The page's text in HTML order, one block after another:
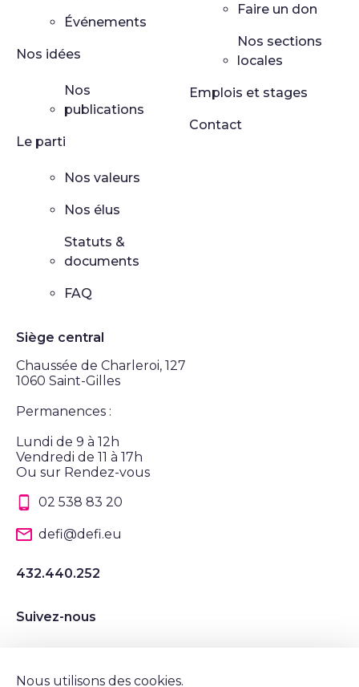
Événements
Nos idées
Nos
publications
Le parti
Nos valeurs
Nos élus
Statuts &
documents
FAQ
Faire un don
Nos sections
locales
Emplois et stages
Contact
Siège central
Chaussée de Charleroi, 127
1060 Saint-Gilles
Permanences :
Lundi de 9 à 12h
Vendredi de 11 à 17h
Ou sur Rendez-vous
02 538 83 20
defi@defi.eu
432.440.252
Suivez-nous
Nous utilisons des cookies.